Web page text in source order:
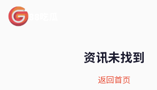
资讯未找到
返回首页